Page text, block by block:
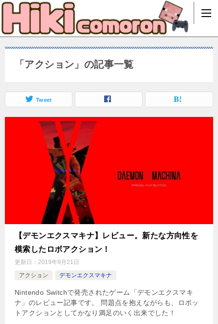
「アクション」の記事一覧
Tweet
【デモンエクスマキナ】レビュー。新たな方向性を
模索したロボアクション！
更新日： 2019年9月21日
アクション
デモンエクスマキナ
Nintendo Switchで発売されたゲーム「デモンエクスマキ
ナ」のレビュー記事です。 問題点を抱えながらも、ロボッ
トアクションとしてかなり満足のいく出来でした！